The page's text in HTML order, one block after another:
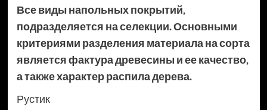
Все виды напольных покрытий,
подразделяется на селекции. Основными
критериями разделения материала на сорта
является фактура древесины и ее качество,
а также характер распила дерева.
Рустик